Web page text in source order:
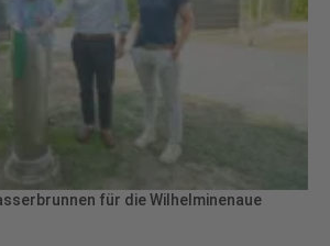
für die Wilhelminenaue